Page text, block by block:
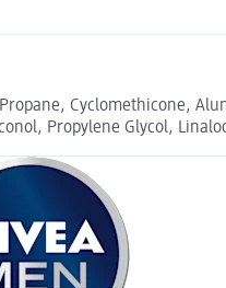
Cyclomethicone,
Propylene Glycol,